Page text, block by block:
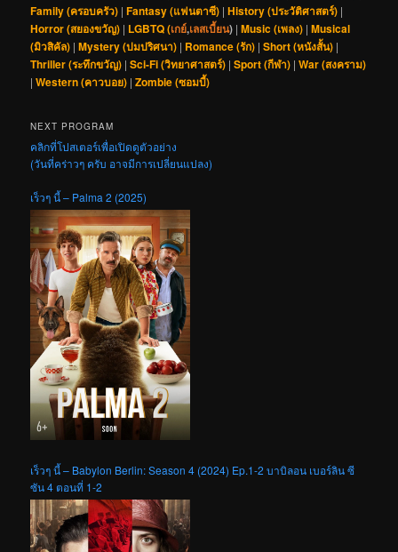
Family (ครอบครัว) |Fantasy (แฟนตาซี) |History (ประวัติศาสตร์) |
Horror (สยองขวัญ) | LGBTQ (เกย์,เลสเบี้ยน) |Music (เพลง) |Musical
(มิวสิคัล) |Mystery (ปมปริศนา) | Romance (รัก) |Short (หนังสั้น) |
Thriller (ระทึกขวัญ) |Sci-Fi (วิทยาศาสตร์) |Sport (กีฬา) |War (สงคราม)
|Western (คาวบอย) |Zombie (ซอมบี้)
NEXT PROGRAM
คลิกที่โปสเตอร์เพื่อเปิดดูตัวอย่าง
(วันที่คร่าวๆ ครับ อาจมีการเปลี่ยนแปลง)
เร็วๆ นี้ – Palma 2 (2025)
เร็วๆ นี้ – Babylon Berlin: Season 4 (2024) Ep.1-2 บาบิลอน เบอร์ลิน ซี
ซัน 4 ตอนที่ 1-2